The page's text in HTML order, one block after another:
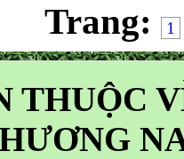
Trang: 1
THUỘC